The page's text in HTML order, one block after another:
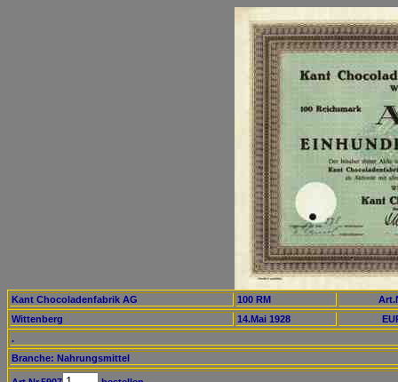
Kant Chocoladenfabrik AG 100 RM
Wittenberg
14.Mai 1928
.
Branche: Nahrungsmittel